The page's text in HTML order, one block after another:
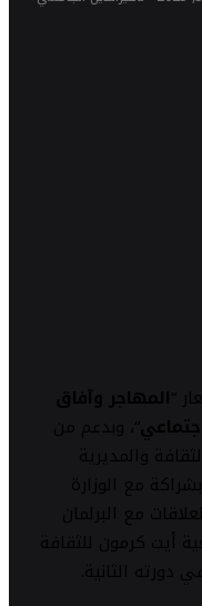
“المهاجر وآفاق
“، وبدعم من
والمديرية
مع الوزارة
مع البرلمان
أيت كرمون للثقافة
دورته الثانية.